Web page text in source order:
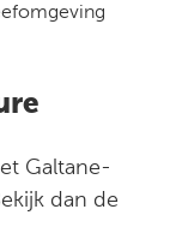
Galtane-
dan de